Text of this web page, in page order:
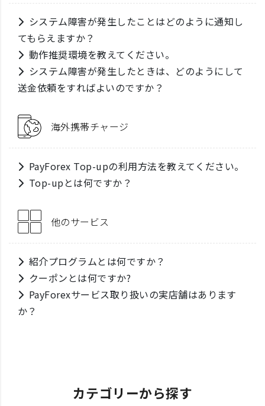
システム障害が発生したことはどのように通知し
てもらえますか？
動作推奨環境を教えてください。
システム障害が発生したときは、どのようにして
送金依頼をすればよいのですか？
海外携帯チャージ
PayForex Top-upの利用方法を教えてください。
Top-upとは何ですか？
他のサービス
紹介プログラムとは何ですか？
クーポンとは何ですか?
PayForexサービス取り扱いの実店舗はあります
か？
カテゴリーから探す